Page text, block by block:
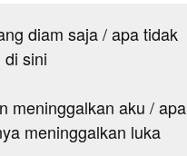
diam saja / apa tidak
sini
meninggalkan aku / apa
meninggalkan luka